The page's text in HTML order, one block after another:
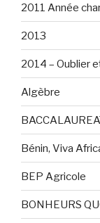
2011 Année
2013
2014 – Oublier
Algèbre
Bénin, Viva
BEP Agricole
BONHEURS